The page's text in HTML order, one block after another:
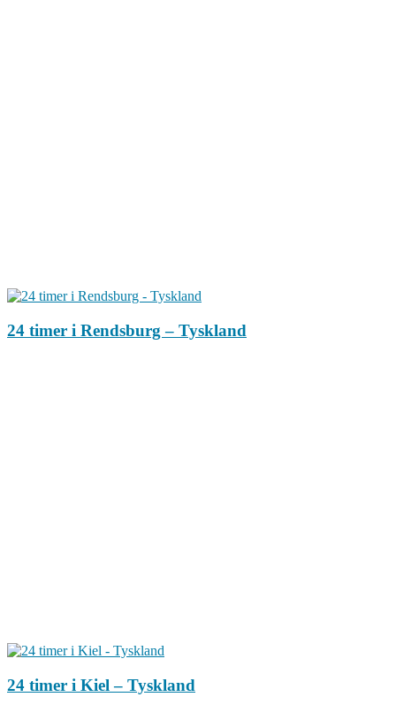
24 timer i Rendsburg – Tyskland
24 timer i Kiel – Tyskland